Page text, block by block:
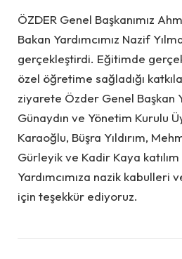
ÖZDER Genel Başkanımız
Bakan Yardımcımız Nazif
gerçekleştirdi. Eğitimde
özel öğretime sağladığı
ziyarete Özder Genel Başkan
Günaydın ve Yönetim Kurulu
Karaoğlu, Büşra Yıldırım,
Gürleyik ve Kadir Kaya
Yardımcımıza nazik
için teşekkür ediyoruz.